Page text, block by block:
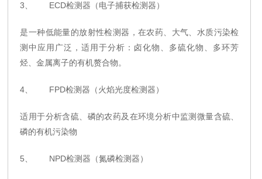
3、 ECD检测器（电子捕获检测器）
是一种低能量的放射性检测器，在农药、大气、水质污染检
测中应用广泛，适用于分析：卤化物、多硫化物、多环芳
烃、金属离子的有机赘合物。
4、 FPD检测器（火焰光度检测器）
适用于分析含硫、磷的农药及在环境分析中监测微量含硫、
磷的有机污染物
5、 NPD检测器（氮磷检测器）